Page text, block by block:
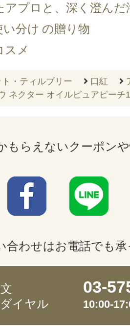
アプロ
い分け
スメ
と、深く澄んだ
の贈り物
・ティルブリー 口紅
ネクター オイルピュアピーチ
もらえないクーポン
合わせはお電話でも
イヤル
03-
10:00-